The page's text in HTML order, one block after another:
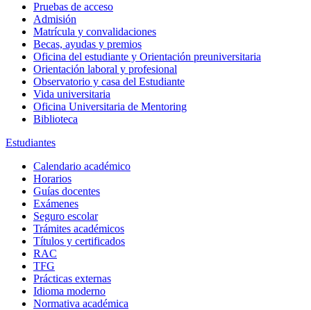
Pruebas de acceso
Admisión
Matrícula y convalidaciones
Becas, ayudas y premios
Oficina del estudiante y Orientación preuniversitaria
Orientación laboral y profesional
Observatorio y casa del Estudiante
Vida universitaria
Oficina Universitaria de Mentoring
Biblioteca
Estudiantes
Calendario académico
Horarios
Guías docentes
Exámenes
Seguro escolar
Trámites académicos
Títulos y certificados
RAC
TFG
Prácticas externas
Idioma moderno
Normativa académica